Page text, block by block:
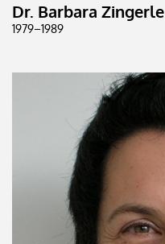
Dr. Barbara Zingerle
1979–1989